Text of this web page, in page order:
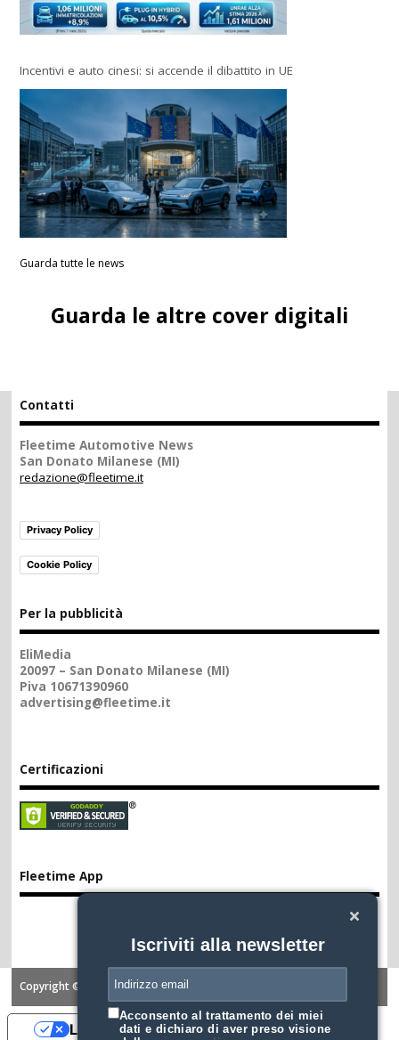
Incentivi e auto cinesi: si accende il dibattito in UE
Guarda tutte le news
Iscriviti alla newsletter
Acconsento al trattamento dei miei
dati e dichiaro di aver preso visione
Guarda le altre cover digitali
Contatti
Fleetime Automotive News
San Donato Milanese (MI)
redazione@fleetime.it
Privacy Policy
Cookie Policy
Per la pubblicità
EliMedia
20097 – San Donato Milanese (MI)
Piva 10671390960
advertising@fleetime.it
Certificazioni
Fleetime App
Copyright ©2026. FLEETIME
Le tue preferenze relative alla privacy